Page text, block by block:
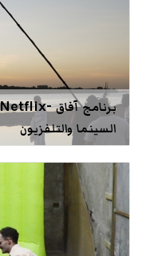
السينما والتلفزيون